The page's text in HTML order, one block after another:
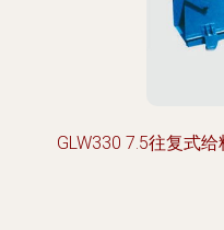
GLW330 7.5往复式